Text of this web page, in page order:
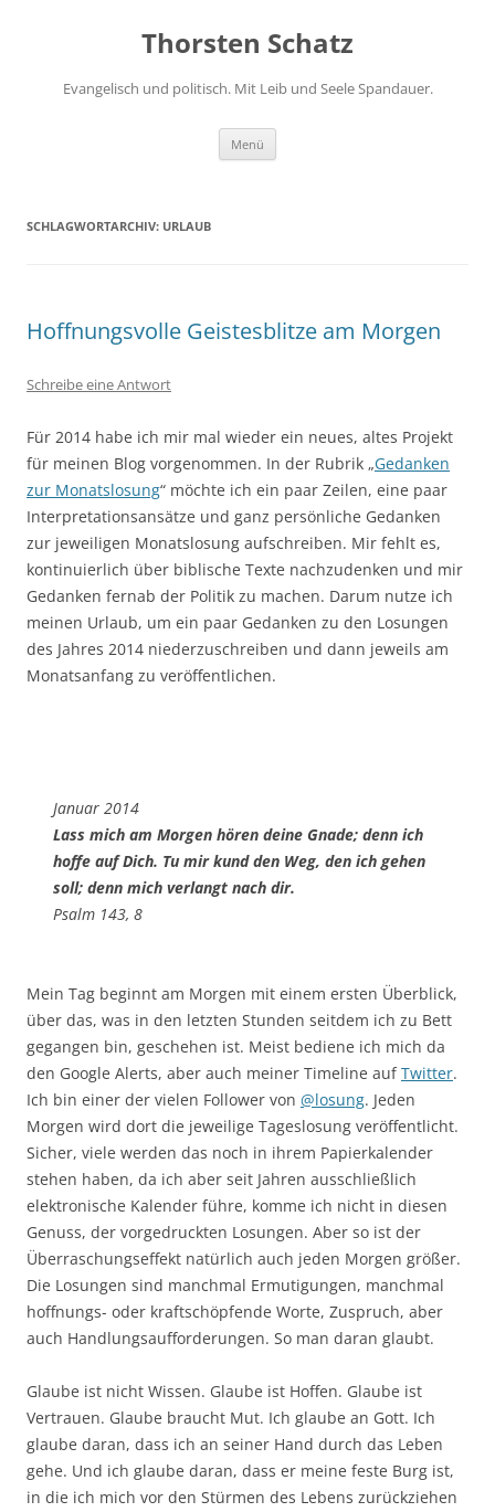
Thorsten Schatz
Evangelisch und politisch. Mit Leib und Seele Spandauer.
Menü
SCHLAGWORTARCHIV: URLAUB
Hoffnungsvolle Geistesblitze am Morgen
Schreibe eine Antwort
Für 2014 habe ich mir mal wieder ein neues, altes Projekt
für meinen Blog vorgenommen. In der Rubrik „Gedanken
zur Monatslosung“ möchte ich ein paar Zeilen, eine paar
Interpretationsansätze und ganz persönliche Gedanken
zur jeweiligen Monatslosung aufschreiben. Mir fehlt es,
kontinuierlich über biblische Texte nachzudenken und mir
Gedanken fernab der Politik zu machen. Darum nutze ich
meinen Urlaub, um ein paar Gedanken zu den Losungen
des Jahres 2014 niederzuschreiben und dann jeweils am
Monatsanfang zu veröffentlichen.
Januar 2014
Lass mich am Morgen hören deine Gnade; denn ich
hoffe auf Dich. Tu mir kund den Weg, den ich gehen
soll; denn mich verlangt nach dir.
Psalm 143, 8
Mein Tag beginnt am Morgen mit einem ersten Überblick,
über das, was in den letzten Stunden seitdem ich zu Bett
gegangen bin, geschehen ist. Meist bediene ich mich da
den Google Alerts, aber auch meiner Timeline aufTwitter.
Ich bin einer der vielen Follower von @losung. Jeden
Morgen wird dort die jeweilige Tageslosung veröffentlicht.
Sicher, viele werden das noch in ihrem Papierkalender
stehen haben, da ich aber seit Jahren ausschließlich
elektronische Kalender führe, komme ich nicht in diesen
Genuss, der vorgedruckten Losungen. Aber so ist der
Überraschungseffekt natürlich auch jeden Morgen größer.
Die Losungen sind manchmal Ermutigungen, manchmal
hoffnungs- oder kraftschöpfende Worte, Zuspruch, aber
auch Handlungsaufforderungen. So man daran glaubt.
Glaube ist nicht Wissen. Glaube ist Hoffen. Glaube ist
Vertrauen. Glaube braucht Mut. Ich glaube an Gott. Ich
glaube daran, dass ich an seiner Hand durch das Leben
gehe. Und ich glaube daran, dass er meine feste Burg ist,
in die ich mich vor den Stürmen des Lebens zurückziehen